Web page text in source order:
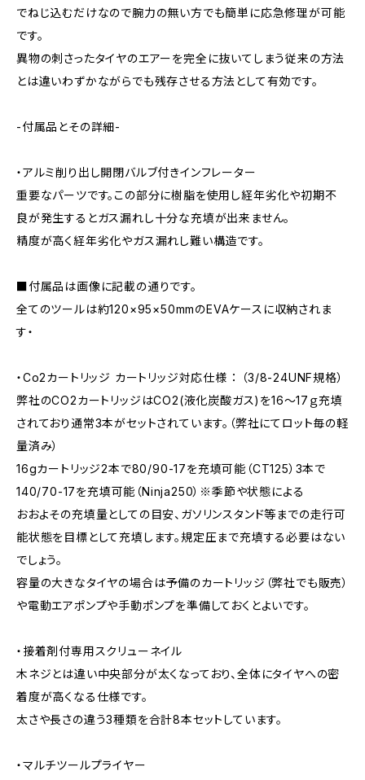
でねじ込むだけなので腕力の無い方でも簡単に応急修理が可能
です。
異物の刺さったタイヤのエアーを完全に抜いてしまう従来の方法
とは違いわずかながらでも残存させる方法として有効です。
-付属品とその詳細-
・アルミ削り出し開閉バルブ付きインフレーター
重要なパーツです。この部分に樹脂を使用し経年劣化や初期不
良が発生するとガス漏れし十分な充填が出来ません。
精度が高く経年劣化やガス漏れし難い構造です。
■付属品は画像に記載の通りです。
全てのツールは約120×95×50mmのEVAケースに収納されま
す・
・Co2カートリッジ カートリッジ対応仕様 ： （3/8-24UNF規格）
弊社のCO2カートリッジはCO2(液化炭酸ガス)を16～17ｇ充填
されており通常3本がセットされています。（弊社にてロット毎の軽
量済み）
16gカートリッジ2本で80/90-17を充填可能（CT125）3本で
140/70-17を充填可能（Ninja250）※季節や状態による
おおよその充填量としての目安、ガソリンスタンド等までの走行可
能状態を目標として充填します。規定圧まで充填する必要はない
でしょう。
容量の大きなタイヤの場合は予備のカートリッジ（弊社でも販売）
や電動エアポンプや手動ポンプを準備しておくとよいです。
・接着剤付専用スクリューネイル
木ネジとは違い中央部分が太くなっており、全体にタイヤへの密
着度が高くなる仕様です。
太さや長さの違う3種類を合計8本セットしています。
・マルチツールプライヤー